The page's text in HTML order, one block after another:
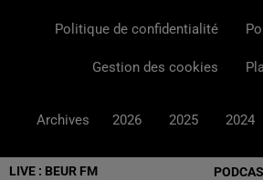
LIVE : BEUR FM
Politique de confidentialité
Gestion des cookies
Archives 2026 2025 2024